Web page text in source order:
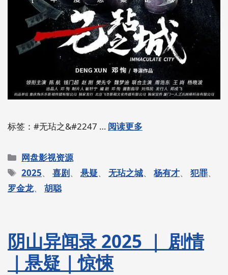
标签：#无玷之&#2247 … 阅读更多
分
类
网盘影视资源
标
签
2025、喜剧、悬疑、无玷之城、杨有才、犯罪、
罗金龙、 胡聪
阴山异闻录 2025 ｜ 剧情
｜悬疑｜惊悚